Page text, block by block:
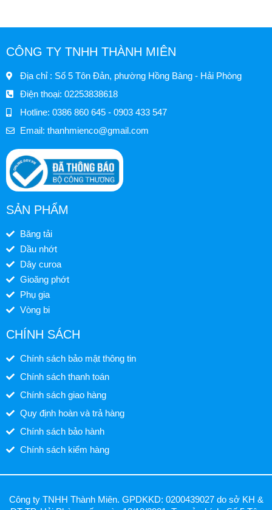
CÔNG TY TNHH THÀNH MIÊN
Địa chỉ : Số 5 Tôn Đản, phường Hồng Bàng - Hải Phòng
Điện thoại: 02253838618
Hotline: 0386 860 645 - 0903 433 547
Email: thanhmienco@gmail.com
SẢN PHẨM
Băng tải
Dầu nhớt
Dây curoa
Gioăng phớt
Phụ gia
Vòng bi
CHÍNH SÁCH
Chính sách bảo mật thông tin
Chính sách thanh toán
Chính sách giao hàng
Quy định hoàn và trả hàng
Chính sách bảo hành
Chính sách kiểm hàng
Công ty TNHH Thành Miên. GPDKKD: 0200439027 do sở KH &